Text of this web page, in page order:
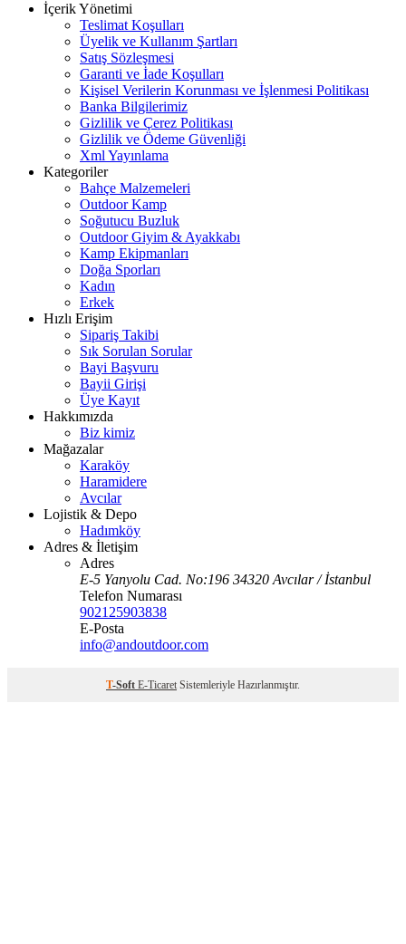
İçerik Yönetimi
Teslimat Koşulları
Üyelik ve Kullanım Şartları
Satış Sözleşmesi
Garanti ve İade Koşulları
Kişisel Verilerin Korunması ve İşlenmesi Politikası
Banka Bilgilerimiz
Gizlilik ve Çerez Politikası
Gizlilik ve Ödeme Güvenliği
Xml Yayınlama
Kategoriler
Bahçe Malzemeleri
Outdoor Kamp
Soğutucu Buzluk
Outdoor Giyim & Ayakkabı
Kamp Ekipmanları
Doğa Sporları
Kadın
Erkek
Hızlı Erişim
Sipariş Takibi
Sık Sorulan Sorular
Bayi Başvuru
Bayii Girişi
Üye Kayıt
Hakkımızda
Biz kimiz
Mağazalar
Karaköy
Haramidere
Avcılar
Lojistik & Depo
Hadımköy
Adres & İletişim
Adres
E-5 Yanyolu Cad. No:196 34320 Avcılar / İstanbul
Telefon Numarası
902125903838
E-Posta
info@andoutdoor.com
T-Soft E-Ticaret Sistemleriyle Hazırlanmıştır.